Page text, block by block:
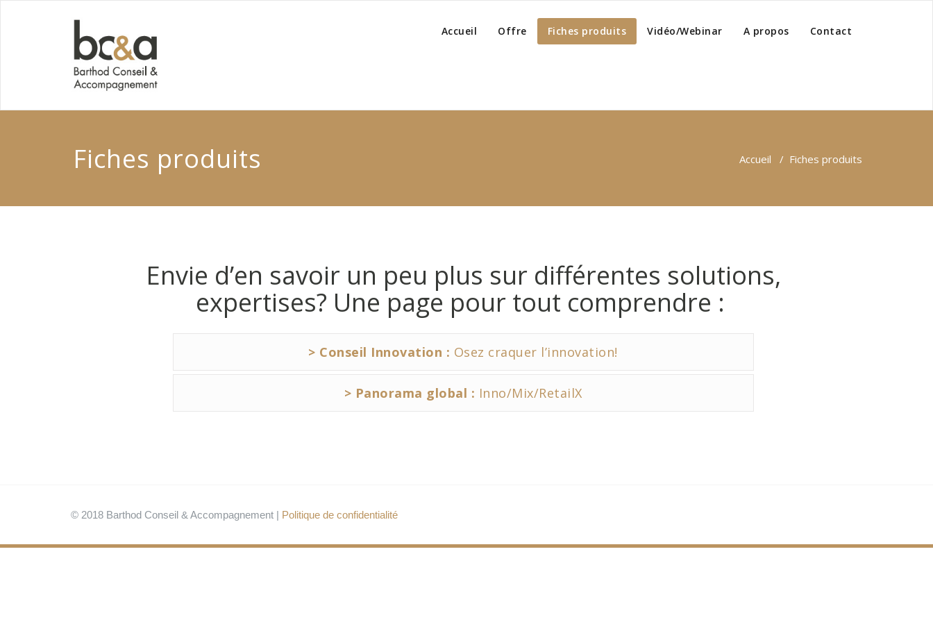
Accueil Offre Fiches produits Vidéo/Webinar A propos Contact
Fiches produits Accueil / Fiches produits
Envie d’en savoir un peu plus sur différentes solutions,
expertises? Une page pour tout comprendre :
> Conseil Innovation : Osez craquer l’innovation!
> Panorama global : Inno/Mix/RetailX
© 2018 Barthod Conseil & Accompagnement | Politique de confidentialité